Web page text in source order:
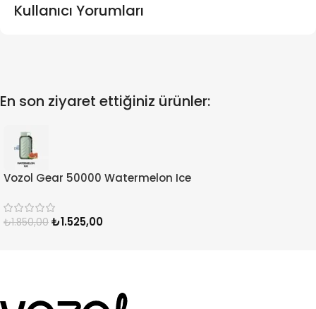
Kullanıcı Yorumları
En son ziyaret ettiğiniz ürünler:
Vozol Gear 50000 Watermelon Ice
₺1.850,00 ₺1.525,00